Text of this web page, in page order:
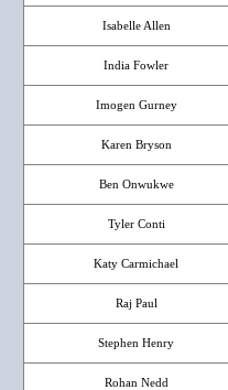
Isabelle Allen
India Fowler
Imogen Gurney
Karen Bryson
Ben Onwukwe
Tyler Conti
Katy Carmichael
Raj Paul
Stephen Henry
Rohan Nedd